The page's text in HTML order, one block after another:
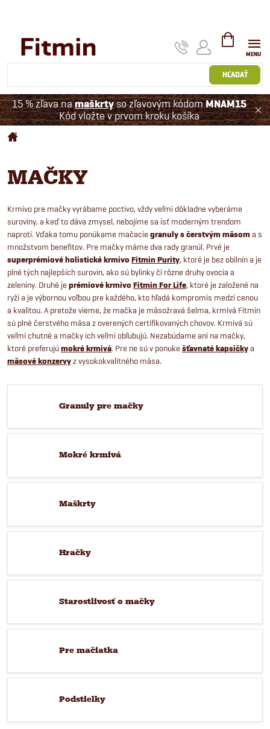
HĽADAŤ
NÁKUPNÝ
KOŠÍK
15 % zľava namaškrtyso zľavovým kódomMNAM15
Kód vložte v prvom kroku košíka
Domov
MAČKY
Krmivo pre mačky vyrábame poctivo, vždy veľmi dôkladne vyberáme
suroviny, a keď to dáva zmysel, nebojíme sa ísť moderným trendom
naproti. Vďaka tomu ponúkame mačacie granuly s čerstvým mäsoma s
množstvom benefitov. Pre mačky máme dva rady granúl. Prvé je
superprémiové holistické krmivo Fitmin Purity, ktoré je bez obilnín a je
plné tých najlepších surovín, ako sú bylinky či rôzne druhy ovocia a
zeleniny. Druhé je prémiové krmivo Fitmin For Life, ktoré je založené na
ryži a je výbornou voľbou pre každého, kto hľadá kompromis medzi cenou
a kvalitou. A pretože vieme, že mačka je mäsožravá šelma, krmivá Fitmin
sú plné čerstvého mäsa z overených certifikovaných chovov. Krmivá sú
veľmi chutné a mačky ich veľmi obľubujú. Nezabúdame ani na mačky,
ktoré preferujúmokré krmivá. Pre ne sú v ponuke šťavnaté kapsičkya
mäsové konzervyz vysokokvalitného mäsa.
Granuly pre mačky
Mokré krmivá
Maškrty
Hračky
Starostlivosť o mačky
Pre mačiatka
Podstielky